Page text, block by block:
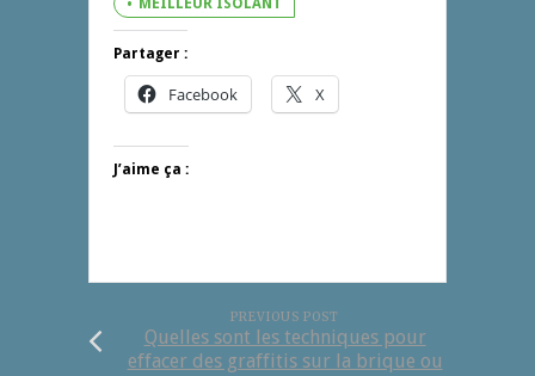
MEILLEUR ISOLANT
Partager :
Facebook X
J’aime ça :
PREVIOUS POST
Quelles sont les techniques pour
effacer des graffitis sur la brique ou